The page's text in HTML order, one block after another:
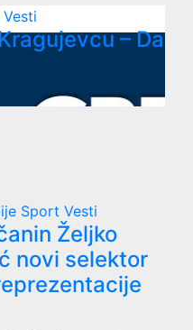
Vesti
– Da
Sport Vesti
Željko
novi selektor